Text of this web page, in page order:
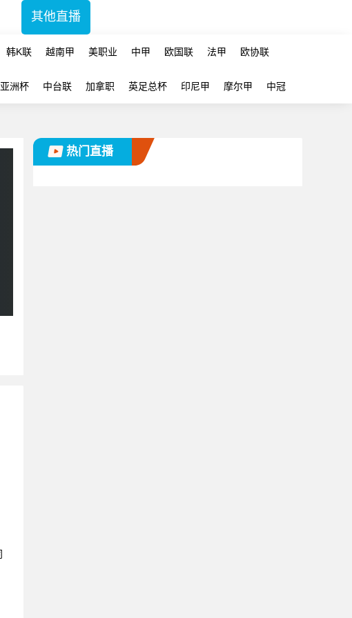
其他直播
韩K联 越南甲 美职业 中甲 欧国联 法甲 欧协联
洲杯 中台联 加拿职 英足总杯 印尼甲 摩尔甲 中冠
热门直播